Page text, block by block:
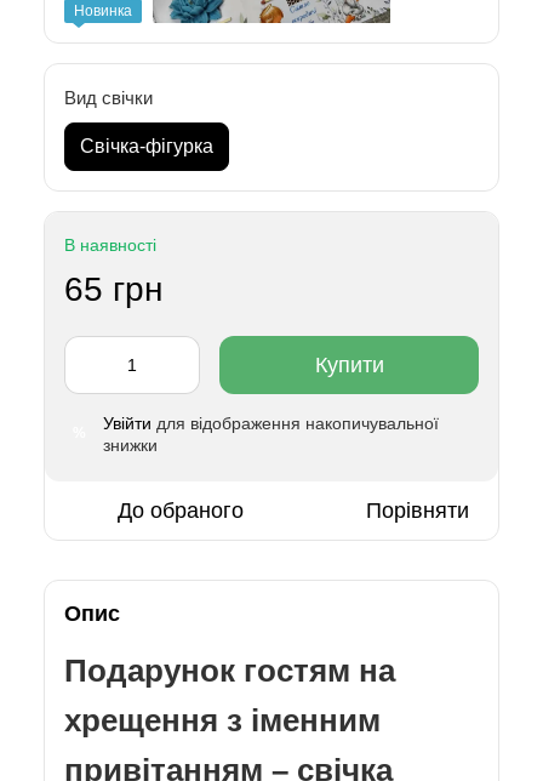
Новинка
Вид свічки
Свічка-фігурка
В наявності
65 грн
Купити
Увійти для відображення накопичувальної
знижки
До обраного Порівняти
Опис
Подарунок гостям на
хрещення з іменним
привітанням – свічка